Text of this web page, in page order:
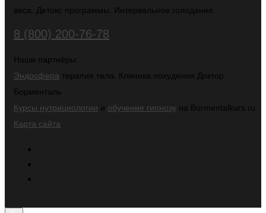
веса. Детокс программы. Интервальное голодание.
8 (800) 200-76-78
Наши партнёры:
Эндосфера терапия тела. Клиника похудения Доктор
Борменталь
Курсы нутрициологии и обучение гипнозу на Bormentalkurs.ru
Карта сайта